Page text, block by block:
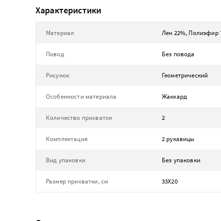
Характеристики
Материал Лен 22%, Полиэфир
Повод Без повода
Рисунок Геометрический
Особенности материала Жаккард
Количество прихваток 2
Комплектация 2 рукавицы
Вид упаковки Без упаковки
Размер прихватки, см 33Х20